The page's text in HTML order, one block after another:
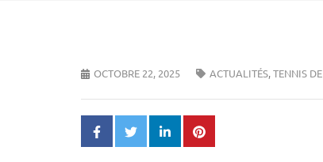
OCTOBRE 22, 2025 ACTUALITÉS,TENNIS